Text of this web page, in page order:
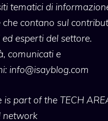
tematici di
che contano sul
esperti del settore.
comunicati e
info@isayblog.com
is part of the TECH
network